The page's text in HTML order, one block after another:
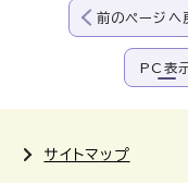
前のページへ
PC表
サイトマップ